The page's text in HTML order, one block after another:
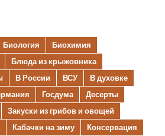
Биология
Биохимия
Блюда из крыжовника
В России ВСУ
В духовке
Госдума
Десерты
Закуски из грибов и овощей
Кабачки на зиму
Консервация